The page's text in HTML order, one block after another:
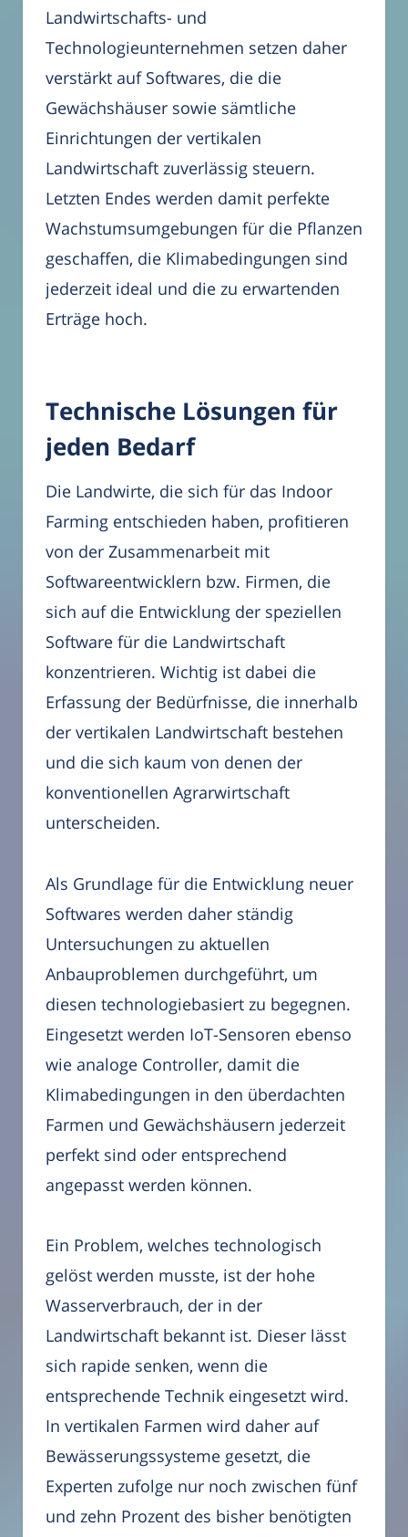
Landwirtschafts- und
Technologieunternehmen setzen daher
verstärkt auf Softwares, die die
Gewächshäuser sowie sämtliche
Einrichtungen der vertikalen
Landwirtschaft zuverlässig steuern.
Letzten Endes werden damit perfekte
Wachstumsumgebungen für die Pflanzen
geschaffen, die Klimabedingungen sind
jederzeit ideal und die zu erwartenden
Erträge hoch.
Technische Lösungen für
jeden Bedarf
Die Landwirte, die sich für das Indoor
Farming entschieden haben, profitieren
von der Zusammenarbeit mit
Softwareentwicklern bzw. Firmen, die
sich auf die Entwicklung der speziellen
Software für die Landwirtschaft
konzentrieren. Wichtig ist dabei die
Erfassung der Bedürfnisse, die innerhalb
der vertikalen Landwirtschaft bestehen
und die sich kaum von denen der
konventionellen Agrarwirtschaft
unterscheiden.
Als Grundlage für die Entwicklung neuer
Softwares werden daher ständig
Untersuchungen zu aktuellen
Anbauproblemen durchgeführt, um
diesen technologiebasiert zu begegnen.
Eingesetzt werden IoT-Sensoren ebenso
wie analoge Controller, damit die
Klimabedingungen in den überdachten
Farmen und Gewächshäusern jederzeit
perfekt sind oder entsprechend
angepasst werden können.
Ein Problem, welches technologisch
gelöst werden musste, ist der hohe
Wasserverbrauch, der in der
Landwirtschaft bekannt ist. Dieser lässt
sich rapide senken, wenn die
entsprechende Technik eingesetzt wird.
In vertikalen Farmen wird daher auf
Bewässerungssysteme gesetzt, die
Experten zufolge nur noch zwischen fünf
und zehn Prozent des bisher benötigten